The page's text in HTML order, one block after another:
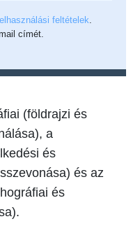
feltételek.
címét.
(földrajzi és
a
és
és az
és